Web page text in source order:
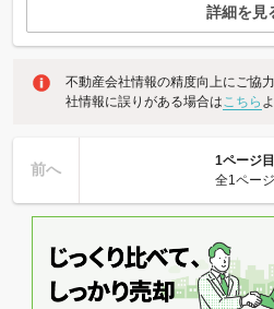
詳細を見
不動産会社情報の精度向上にご協
社情報に誤りがある場合はこちら
前へ
1ページ目
全1ページ